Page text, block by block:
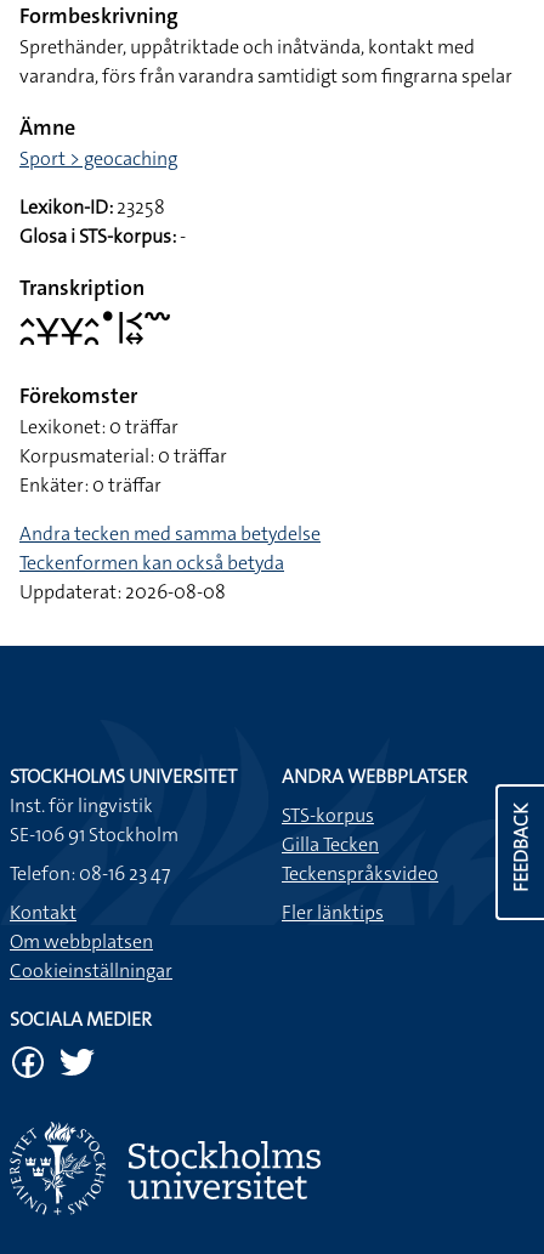
Formbeskrivning
Sprethänder, uppåtriktade och inåtvända, kontakt med
varandra, förs från varandra samtidigt som fingrarna spelar
Ämne
Sport > geocaching
Lexikon-ID:23258
Glosa i STS-korpus:-
Transkription
􌤵􌥘􌥃􌥃􌤵􌥘􌤟􌥼􌥹􌦉􌥳
Förekomster
Lexikonet: 0 träffar
Korpusmaterial: 0 träffar
Enkäter: 0 träffar
Andra tecken med samma betydelse
Teckenformen kan också betyda
Uppdaterat: 2026-08-08
FEEDBACK
STOCKHOLMS UNIVERSITET
Inst. för lingvistik
SE-106 91 Stockholm
Telefon: 08-16 23 47
Kontakt
Om webbplatsen
Cookieinställningar
ANDRA WEBBPLATSER
STS-korpus
Gilla Tecken
Teckenspråksvideo
Fler länktips
SOCIALA MEDIER